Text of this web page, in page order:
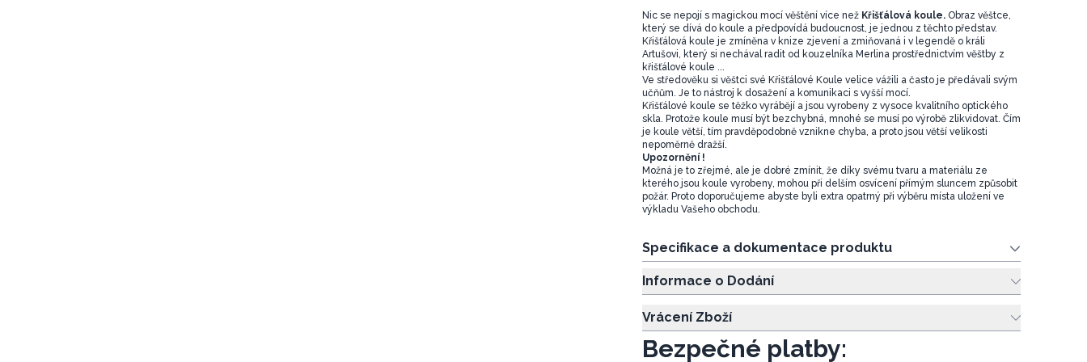
Nic se nepojí s magickou mocí věštění více nežKřišťálová koule.Obraz věštce,
který se dívá do koule a předpovídá budoucnost, je jednou z těchto představ.
Křišťálová koule je zmíněna v knize zjevení a zmiňovaná i v legendě o králi
Artušovi, který si nechával radit od kouzelníka Merlina prostřednictvím věštby z
křišťálové koule ...
Ve středověku si věštci své Křišťálové Koule velice vážili a často je předávali svým
učňům. Je to nástroj k dosažení a komunikaci s vyšší mocí.
Křišťálové koule se těžko vyrábějí a jsou vyrobeny z vysoce kvalitního optického
skla. Protože koule musí být bezchybná, mnohé se musí po výrobě zlikvidovat. Čím
je koule větší, tím pravděpodobně vznikne chyba, a proto jsou větší velikosti
nepoměrně dražší.
Upozornění !
Možná je to zřejmé, ale je dobré zmínit, že díky svému tvaru a materiálu ze
kterého jsou koule vyrobeny, mohou při delším osvícení přímým sluncem způsobit
požár. Proto doporučujeme abyste byli extra opatrný při výběru místa uložení ve
výkladu Vašeho obchodu.
Specifikace a dokumentace produktu
Informace o Dodání
Vrácení Zboží
Bezpečné platby: